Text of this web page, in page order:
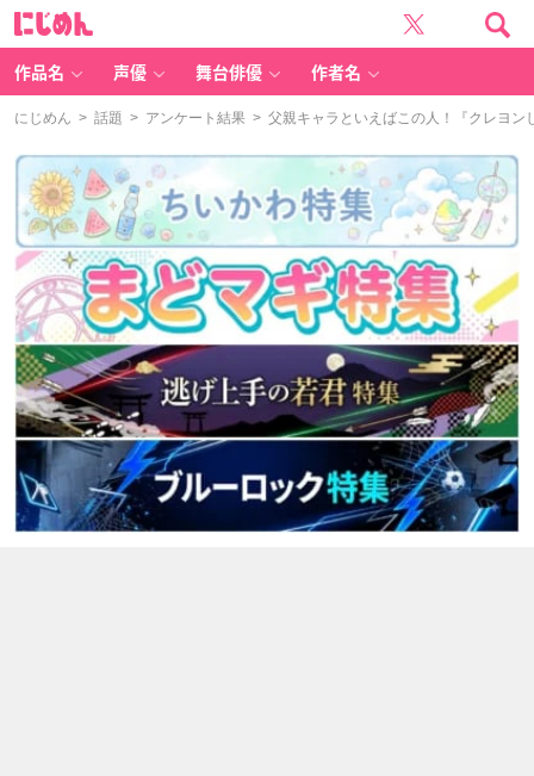
作品名 声優 舞台俳優 作者名
にじめん > 話題 > アンケート結果 > 父親キャラといえばこの人！『クレヨン